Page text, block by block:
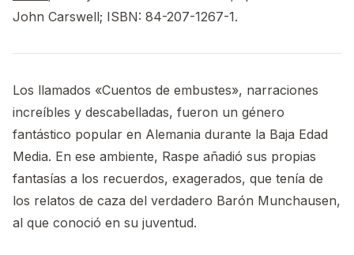
John Carswell; ISBN: 84-207-1267-1.
Los llamados «Cuentos de embustes», narraciones
increíbles y descabelladas, fueron un género
fantástico popular en Alemania durante la Baja Edad
Media. En ese ambiente, Raspe añadió sus propias
fantasías a los recuerdos, exagerados, que tenía de
los relatos de caza del verdadero Barón Munchausen,
al que conoció en su juventud.